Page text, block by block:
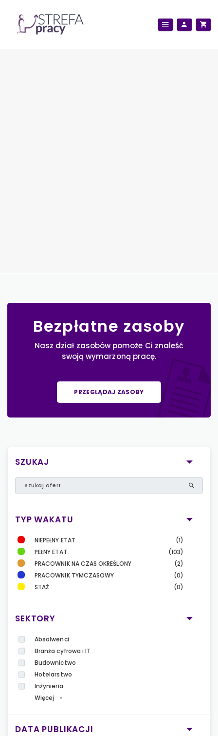
Bezpłatne zasoby
Nasz dział zasobów pomoże Ci znaleść
swoją wymarzoną pracę.
PRZEGLĄDAJ ZASOBY
SZUKAJ
TYP WAKATU
NIEPEŁNY ETAT
(1)
PEŁNY ETAT
(103)
PRACOWNIK NA CZAS OKREŚLONY
(2)
PRACOWNIK TYMCZASOWY
(0)
STAŻ
(0)
SEKTORY
Absolwenci
Branża cyfrowa i IT
Budownictwo
Hotelarstwo
Inżynieria
Więcej
DATA PUBLIKACJI